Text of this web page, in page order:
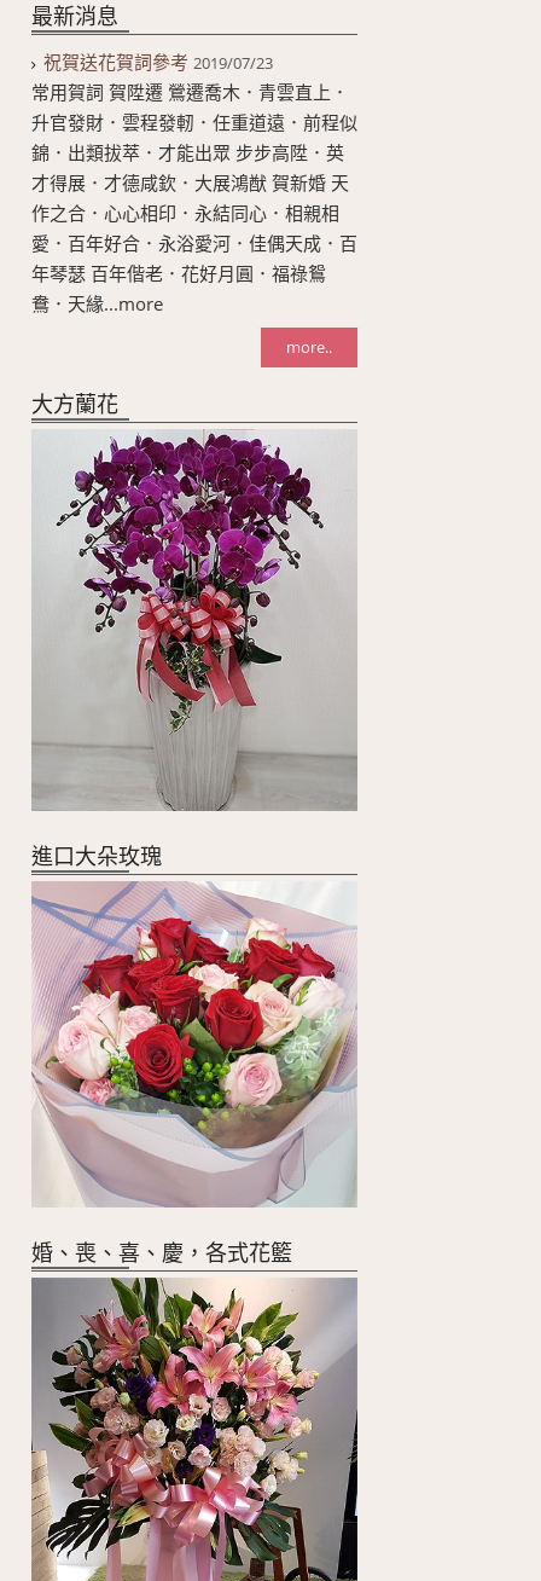
最新消息
祝賀送花賀詞參考 2019/07/23
常用賀詞 賀陞遷 鶯遷喬木．青雲直上．
升官發財．雲程發軔．任重道遠．前程似
錦．出類拔萃．才能出眾 步步高陞．英
才得展．才德咸欽．大展鴻猷 賀新婚 天
作之合．心心相印．永結同心．相親相
愛．百年好合．永浴愛河．佳偶天成．百
年琴瑟 百年偕老．花好月圓．福祿鴛
鴦．天緣...more
more..
大方蘭花
進口大朵玫瑰
婚、喪、喜、慶，各式花籃